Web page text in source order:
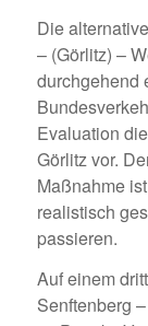
Die
– (Görlitz) –
durchgehend
Evaluation
Görlitz vor.
Maßnahme
realistisch
passieren.
Auf einem
Senftenberg